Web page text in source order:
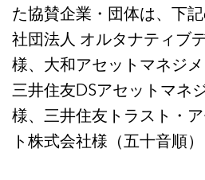
た協賛企業・団体は、下
社団法人 オルタナティブ
様、大和アセットマネジメ
三井住友DSアセットマネ
様、三井住友トラスト・
ト株式会社様（五十音順）